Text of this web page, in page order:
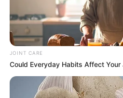
Imagen de Alejandro Garay
Resultados de chances y loterías.
Por:Luis Carlos Palacio Giraldo
Octubre 13, 2023
JOINT CARE
Could Everyday Habits Affect Your